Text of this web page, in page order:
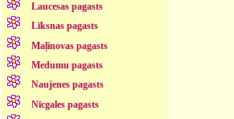
Laucesas pagasts
Līksnas pagasts
Maļinovas pagasts
Medumu pagasts
Naujenes pagasts
Nīcgales pagasts